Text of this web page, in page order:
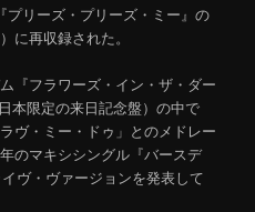
プリーズ・プリーズ・ミー』の
に再収録された。
『フラワーズ・イン・ザ・ダー
本限定の来日記念盤）の中で
ヴ・ミー・ドゥ」とのメドレー
のマキシシングル『バースデ
ヴ・ヴァージョンを発表して